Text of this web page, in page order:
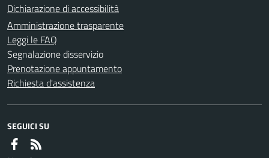
Dichiarazione di accessibilità
Amministrazione trasparente
Leggi le FAQ
Segnalazione disservizio
Prenotazione appuntamento
Richiesta d'assistenza
SEGUICI SU